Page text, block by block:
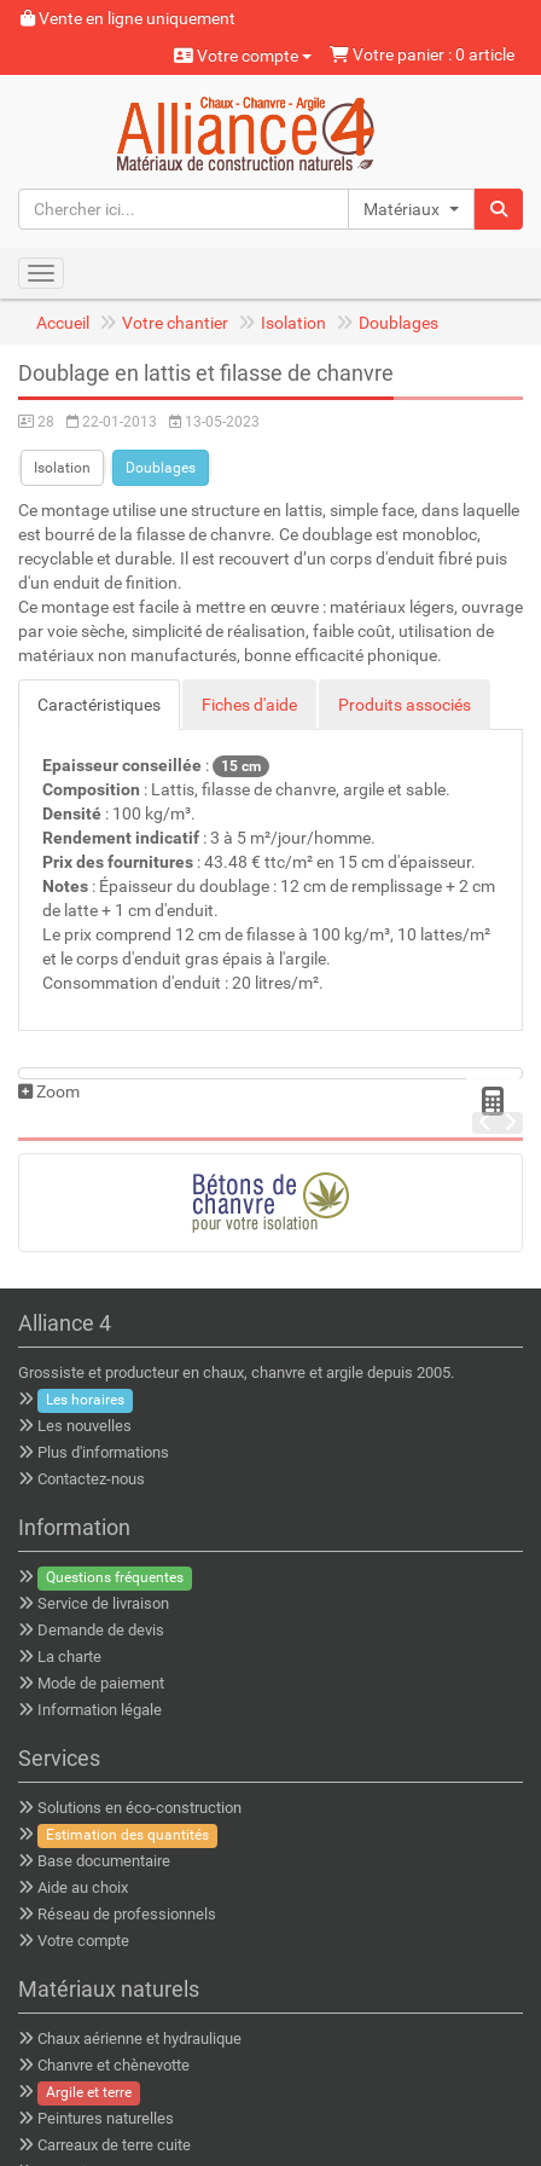
Vente en ligne uniquement
Votre compte
Votre panier : 0 article
Matériaux naturels
Toggle navigation
Accueil Votre chantier Isolation Doublages
Doublage en lattis et filasse de chanvre
28 22-01-2013 13-05-2023
Isolation Doublages
Ce montage utilise une structure en lattis, simple face, dans laquelle
est bourré de la filasse de chanvre. Ce doublage est monobloc,
recyclable et durable. Il est recouvert d’un corps d'enduit fibré puis
d'un enduit de finition.
Ce montage est facile à mettre en œuvre : matériaux légers, ouvrage
par voie sèche, simplicité de réalisation, faible coût, utilisation de
matériaux non manufacturés, bonne efficacité phonique.
Caractéristiques Fiches d'aide Produits associés
Epaisseur conseillée : 15 cm
Composition : Lattis, filasse de chanvre, argile et sable.
Densité : 100 kg/m³.
Rendement indicatif : 3 à 5 m²/jour/homme.
Prix des fournitures : 43.48 € ttc/m² en 15 cm d'épaisseur.
Notes : Épaisseur du doublage : 12 cm de remplissage + 2 cm
de latte + 1 cm d'enduit.
Le prix comprend 12 cm de filasse à 100 kg/m³, 10 lattes/m²
et le corps d'enduit gras épais à l'argile.
Consommation d'enduit : 20 litres/m².
Zoom
Alliance 4
Grossiste et producteur en chaux, chanvre et argile depuis 2005.
Les horaires
Les nouvelles
Plus d'informations
Contactez-nous
Information
Questions fréquentes
Service de livraison
Demande de devis
La charte
Mode de paiement
Information légale
Services
Solutions en éco-construction
Estimation des quantités
Base documentaire
Aide au choix
Réseau de professionnels
Votre compte
Matériaux naturels
Chaux aérienne et hydraulique
Chanvre et chènevotte
Argile et terre
Peintures naturelles
Carreaux de terre cuite